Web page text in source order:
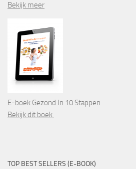
Bekijk meer
E-boek Gezond In 10 Stappen
Bekijk dit boek
TOP BEST SELLERS (E-BOOK)